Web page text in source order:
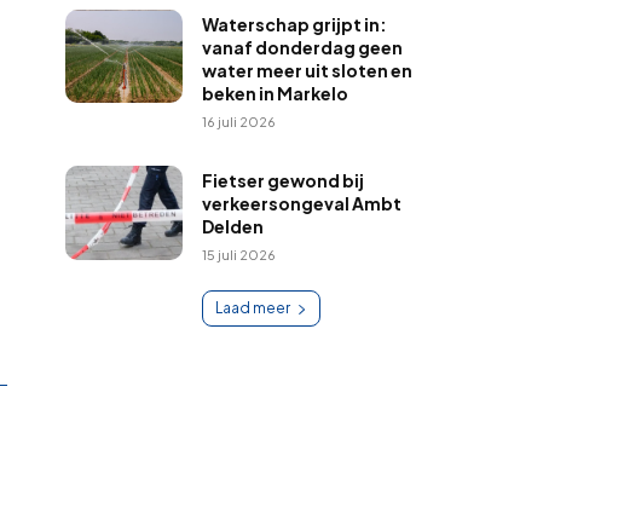
Waterschap grijpt in:
vanaf donderdag geen
water meer uit sloten en
beken in Markelo
16 juli 2026
Fietser gewond bij
verkeersongeval Ambt
Delden
15 juli 2026
Laad meer